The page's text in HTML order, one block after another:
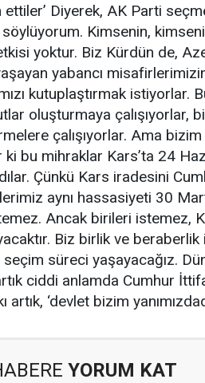
Diyerek, AK Parti
Kimsenin,
yoktur. Biz Kürdün de,
yabancı
kutuplaştırmak istiyorlar.
oluşturmaya çalışıyorlar,
çalışıyorlar. Ama
ki bu mihraklar Kars’ta 24
Çünkü Kars iradesini
aynı hassasiyeti 30
Ancak birileri istemez,
Biz birlik ve
süreci yaşayacağız.
ciddi anlamda Cumhur
artık, ‘devlet bizim
YORUM KAT